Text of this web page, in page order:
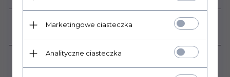
Rodzaj powierzchni:
Zastosowanie:
Wewnątrz , Zewnątrz
Marketingowe ciasteczka
Analityczne ciasteczka